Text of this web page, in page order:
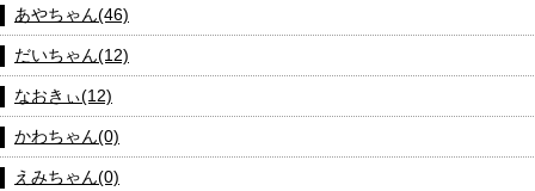
あやちゃん(46)
だいちゃん(12)
なおきぃ(12)
かわちゃん(0)
えみちゃん(0)